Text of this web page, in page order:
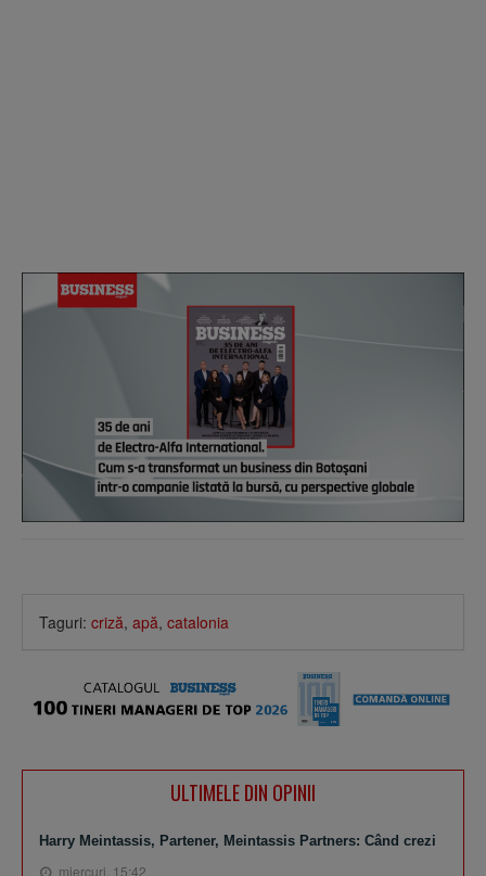
Taguri: criză, apă, catalonia
ULTIMELE DIN OPINII
Harry Meintassis, Partener, Meintassis Partners: Când crezi
miercuri, 15:42